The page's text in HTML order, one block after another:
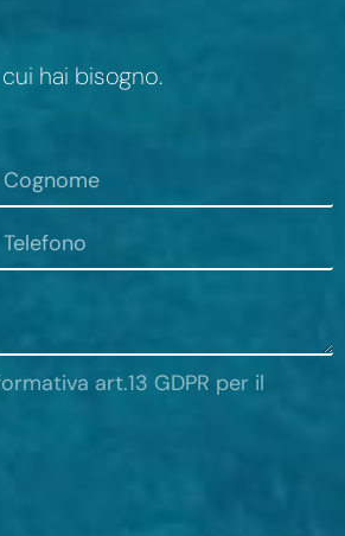
hai bisogno.
art.13 GDPR per il